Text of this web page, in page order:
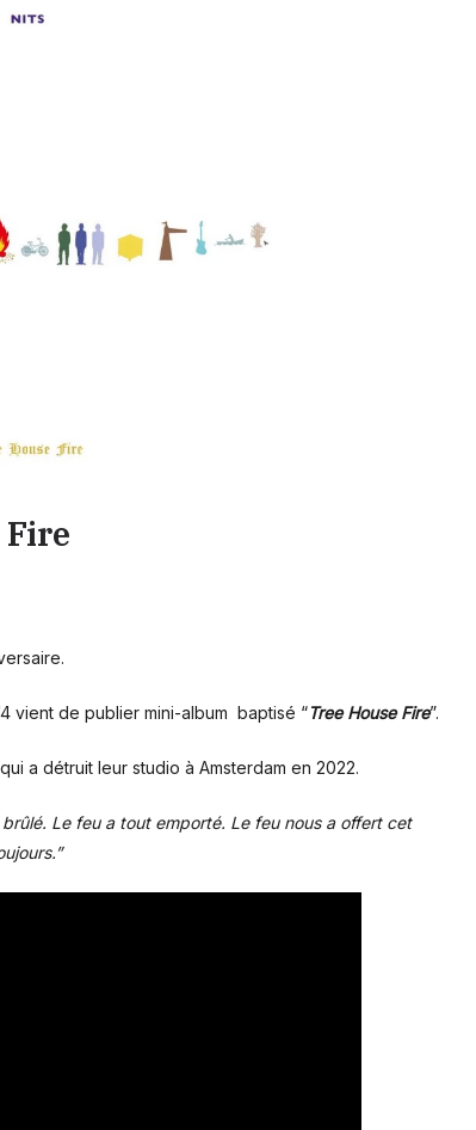
vient de publier mini-album baptisé “Tree House Fire”.
a détruit leur studio à Amsterdam en 2022.
Le feu a tout emporté. Le feu nous a offert cet